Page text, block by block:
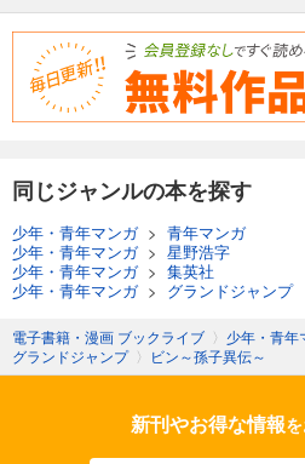
同じジャンルの本を探す
少年・青年マンガ> 青年マンガ
少年・青年マンガ> 星野浩字
少年・青年マンガ> 集英社
少年・青年マンガ> グランドジャンプ
電子書籍・漫画 ブックライブ 〉 少年・青年
グランドジャンプ 〉 ビン～孫子異伝～
新刊やお得な情報